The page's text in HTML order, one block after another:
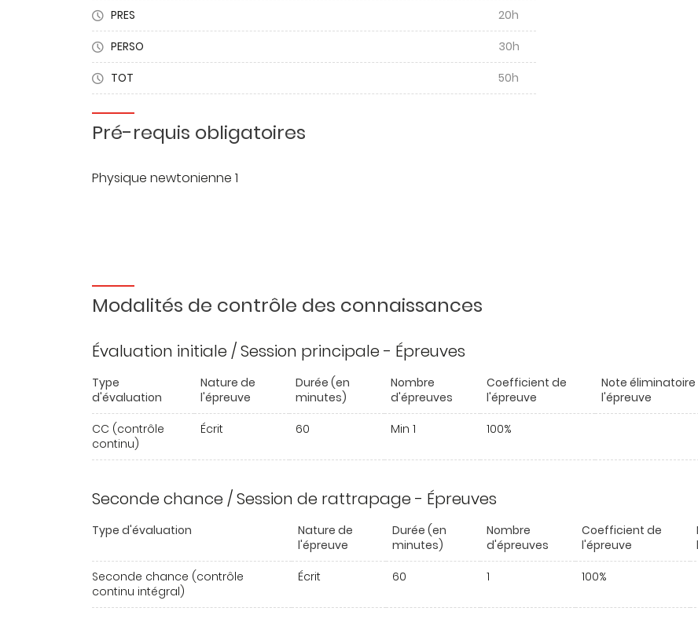
PRES
20h
PERSO
30h
TOT
50h
Pré-requis obligatoires
Physique newtonienne 1
Modalités de contrôle des connaissances
Évaluation initiale / Session principale - Épreuves
Type
d'évaluation
Nature de
l'épreuve
Durée (en
minutes)
Nombre
d'épreuves
Coefficient de
l'épreuve
Note éliminatoire
l'épreuve
CC (contrôle
continu)
Écrit 60 Min 1 100%
Seconde chance / Session de rattrapage - Épreuves
Type d'évaluation
Nature de
l'épreuve
Durée (en
minutes)
Nombre
d'épreuves
Coefficient de
l'épreuve
Seconde chance (contrôle
continu intégral)
Écrit 60 1 100%